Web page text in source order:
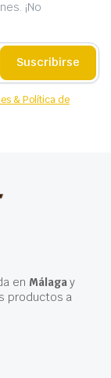
¡No
Suscribirse
& Política de
en Málagay
productos a